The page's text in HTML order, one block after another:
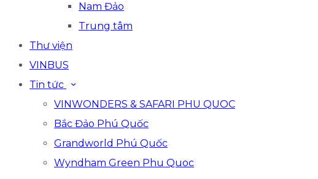
Nam Đảo
Trung tâm
Thư viện
VINBUS
Tin tức
VINWONDERS & SAFARI PHU QUOC
Bắc Đảo Phú Quốc
Grandworld Phú Quốc
Wyndham Green Phu Quoc